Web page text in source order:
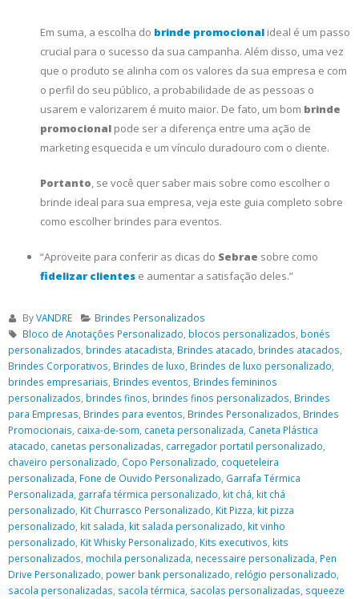
Em suma, a escolha do brinde promocional ideal é um passo
crucial para o sucesso da sua campanha. Além disso, uma vez
que o produto se alinha com os valores da sua empresa e com
o perfil do seu público, a probabilidade de as pessoas o
usarem e valorizarem é muito maior. De fato, um bom brinde
promocional pode ser a diferença entre uma ação de
marketing esquecida e um vínculo duradouro com o cliente.
Portanto, se você quer saber mais sobre como escolher o
brinde ideal para sua empresa, veja este guia completo sobre
como escolher brindes para eventos.
“Aproveite para conferir as dicas do Sebrae sobre como
fidelizar clientes e aumentar a satisfação deles.”
ByVANDRE
Brindes Personalizados
Bloco de Anotações Personalizado, blocos personalizados, bonés
personalizados, brindes atacadista, Brindes atacado, brindes atacados,
Brindes Corporativos, Brindes de luxo, Brindes de luxo personalizado,
brindes empresariais, Brindes eventos, Brindes femininos
personalizados, brindes finos, brindes finos personalizados, Brindes
para Empresas, Brindes para eventos, Brindes Personalizados, Brindes
Promocionais, caixa-de-som, caneta personalizada, Caneta Plástica
atacado, canetas personalizadas, carregador portatil personalizado,
chaveiro personalizado, Copo Personalizado, coqueteleira
personalizada, Fone de Ouvido Personalizado, Garrafa Térmica
Personalizada, garrafa térmica personalizado, kit chá, kit chá
personalizado, Kit Churrasco Personalizado, Kit Pizza, kit pizza
personalizado, kit salada, kit salada personalizado, kit vinho
personalizado, Kit Whisky Personalizado, Kits executivos, kits
personalizados, mochila personalizada, necessaire personalizada, Pen
Drive Personalizado, power bank personalizado, relógio personalizado,
sacola personalizadas, sacola térmica, sacolas personalizadas, squeeze